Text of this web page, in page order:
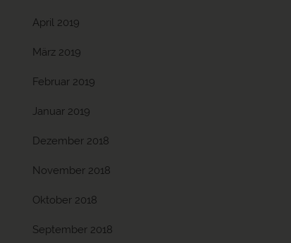
April 2019
März 2019
Februar 2019
Januar 2019
Dezember 2018
November 2018
Oktober 2018
September 2018